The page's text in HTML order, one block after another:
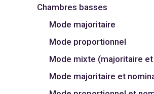
Chambres basses
Mode majoritaire
Mode proportionnel
Mode mixte (majoritaire
Mode majoritaire et